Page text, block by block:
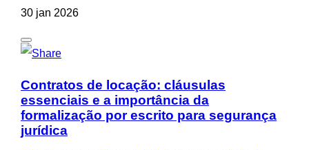
30 jan 2026
Contratos de locação: cláusulas
essenciais e a importância da
formalização por escrito para segurança
jurídica